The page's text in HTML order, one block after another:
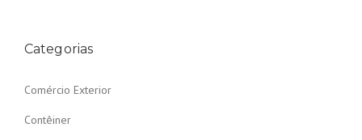
Categorias
Comércio Exterior
Contêiner